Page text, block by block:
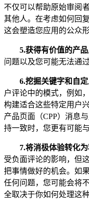
不仅可以帮助原始审阅
其他人。在考虑如何回
这会塑造您应用的公众形
5.获得有价值的产
问题以及您可能无法通
6.挖掘关键字和自
户评论中的模式，例如
构建适合这些特定用户
产品页面（CPP）消息
持一致时，您更有可能
7.将消极体验转化
受负面评论的影响，但
把事情做好的机会。如
任何问题，您可能会将
全取决于你如何处理这种